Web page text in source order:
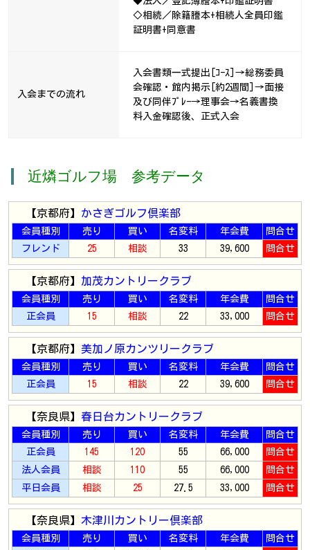
◇相続／除籍謄本+相続人全員印鑑
証明書+同意書
入会までの流れ
入会書類一式提出[ｺｰｽ]→総務委員
会確認・館内掲示[約2週間]→面接
及び同伴ﾌﾟﾚｰ→理事会→名義書換
料入金確認後、正式入会
近燐ゴルフ場 参考データ
【京都府】 かさぎゴルフ倶楽部
会員種別 売り 買い 名変料 年会費
問合せ
フレンド
25 相談 33 39,600 問合せ
【京都府】 加茂カントリークラブ
会員種別 売り 買い 名変料 年会費
問合せ
正会員
15 相談 22 33,000 問合せ
【京都府】 美加ノ原カンツリークラブ
会員種別 売り 買い 名変料 年会費
問合せ
正会員
15 相談 22 39,600 問合せ
【奈良県】 春日台カントリークラブ
会員種別 売り 買い 名変料 年会費
問合せ
正会員
145 120 55 66,000
問合せ
法人会員
相談 110 55 66,000
問合せ
平日会員
相談 25 27.5 33,000 問合せ
【奈良県】 木津川カントリー倶楽部
会員種別 売り 買い 名変料 年会費
問合せ